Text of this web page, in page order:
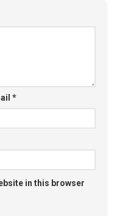
*
in this browser